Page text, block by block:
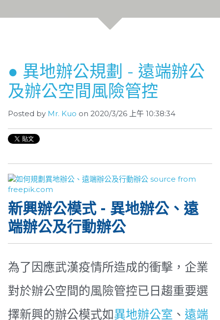
● 異地辦公規劃 - 遠端辦公
及辦公空間風險管控
Posted by Mr. Kuo on 2020/3/26 上午 10:38:34
新興辦公模式 - 異地辦公、遠
端辦公及行動辦公
為了因應武漢疫情所造成的衝擊，企業
對於辦公空間的風險管控已日趨重要選
擇新興的辦公模式如異地辦公室 、 遠端